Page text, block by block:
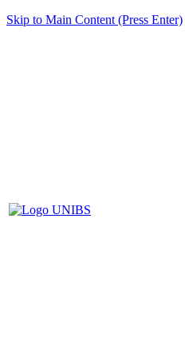
Skip to Main Content (Press Enter)